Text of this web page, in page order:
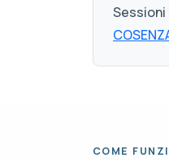
Sessioni
COME